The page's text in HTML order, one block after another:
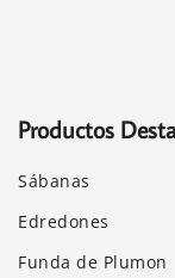
Productos
Sábanas
Edredones
Funda de Plumon